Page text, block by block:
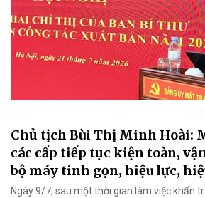
Chủ tịch Bùi Thị Minh Hoài:
các cấp tiếp tục kiện toàn,
bộ máy tinh gọn, hiệu lực,
Ngày 9/7, sau một thời gian làm việc khẩn